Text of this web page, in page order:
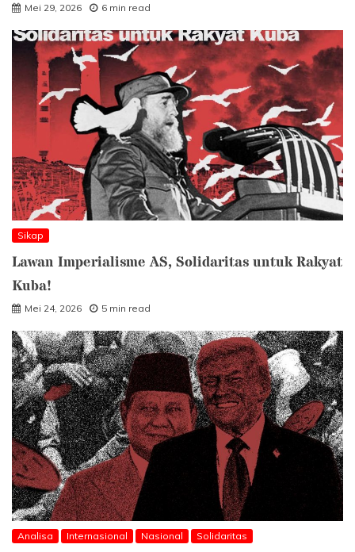
Mei 29, 2026 6 min read
Sikap
Lawan Imperialisme AS, Solidaritas untuk Rakyat
Kuba!
Mei 24, 2026 5 min read
Analisa Internasional Nasional Solidaritas